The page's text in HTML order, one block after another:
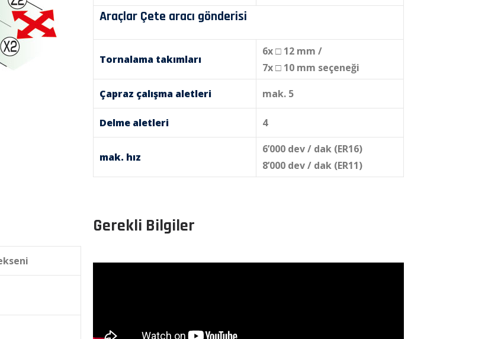
Araçlar Çete aracı gönderisi
Tornalama takımları
6x □ 12 mm /
7x □ 10 mm seçeneği
Çapraz çalışma aletleri
mak. 5
Delme aletleri 4
mak. hız
6’000 dev / dak (ER16)
8’000 dev / dak (ER11)
Gerekli Bilgiler